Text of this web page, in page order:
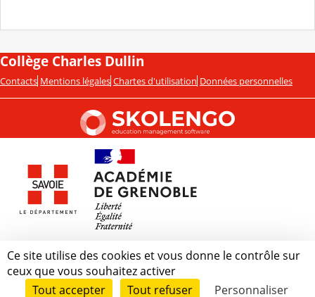
Collège Charles Dullin
Contacts Mentions légales Chartes d'utilisation Données personnelles
Ce site utilise des cookies et vous donne le contrôle sur
ceux que vous souhaitez activer
Tout accepter
Tout refuser Personnaliser